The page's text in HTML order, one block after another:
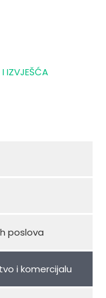
IZVJEŠĆA
poslova
i komercijalu